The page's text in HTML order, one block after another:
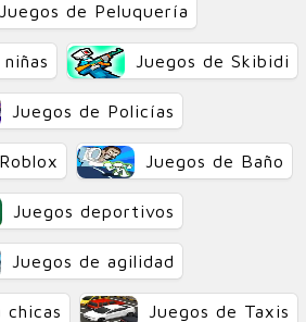
Juegos de Peluquería
Juegos de Skibidi
Juegos de Policías
Juegos de Baño
Juegos deportivos
Juegos de agilidad
chicas Juegos de Taxis